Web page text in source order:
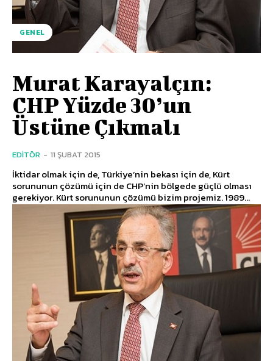
GENEL
Murat Karayalçın:
CHP Yüzde 30’un
Üstüne Çıkmalı
EDITÖR - 11 ŞUBAT 2015
İktidar olmak için de, Türkiye’nin bekası için de, Kürt
sorununun çözümü için de CHP’nin bölgede güçlü olması
gerekiyor. Kürt sorununun çözümü bizim projemiz. 1989...